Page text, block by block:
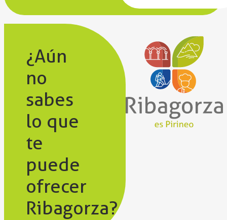
¿Aún
no
sabes
lo que
te
puede
ofrecer
Ribagorza?